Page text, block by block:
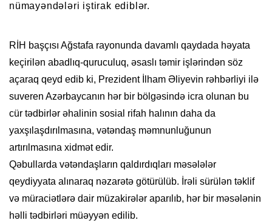
nümayəndələri iştirak ediblər.
RİH başçısı Ağstafa rayonunda davamlı qaydada həyata
keçirilən abadlıq-quruculuq, əsaslı təmir işlərindən söz
açaraq qeyd edib ki, Prezident İlham Əliyevin rəhbərliyi ilə
suveren Azərbaycanın hər bir bölgəsində icra olunan bu
cür tədbirlər əhalinin sosial rifah halının daha da
yaxşılaşdırılmasına, vətəndaş məmnunluğunun
artırılmasına xidmət edir.
Qəbullarda vətəndaşların qaldırdıqları məsələlər
qeydiyyata alınaraq nəzarətə götürülüb. İrəli sürülən təklif
və müraciətlərə dair müzakirələr aparılıb, hər bir məsələnin
həlli tədbirləri müəyyən edilib.